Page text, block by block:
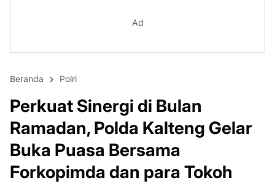
Ad
Beranda Polri
Perkuat Sinergi di Bulan
Ramadan, Polda Kalteng Gelar
Buka Puasa Bersama
Forkopimda dan para Tokoh